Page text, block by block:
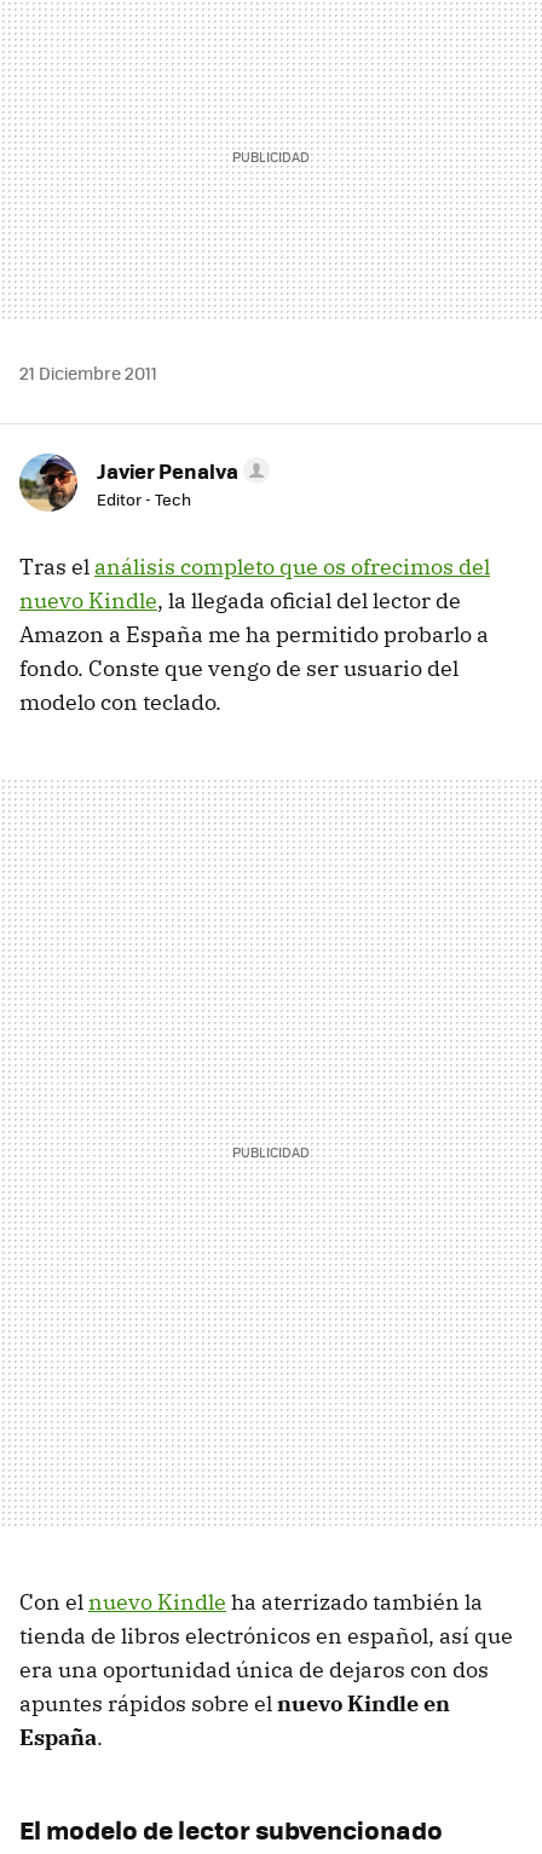
MAIL
21 Diciembre 2011
Javier Penalva
Editor - Tech
Tras el análisis completo que os ofrecimos del
nuevo Kindle, la llegada oficial del lector de
Amazon a España me ha permitido probarlo a
fondo. Conste que vengo de ser usuario del
modelo con teclado.
Con elnuevo Kindle ha aterrizado también la
tienda de libros electrónicos en español, así que
era una oportunidad única de dejaros con dos
apuntes rápidos sobre elnuevo Kindle en
España.
El modelo de lector subvencionado